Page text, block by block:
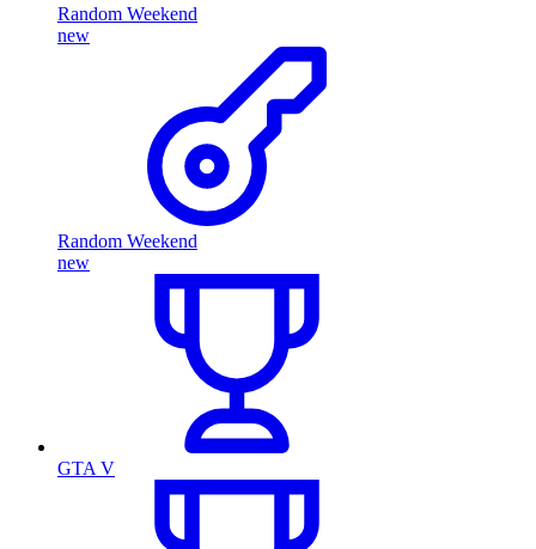
Random Weekend
new
Random Weekend
new
GTA V